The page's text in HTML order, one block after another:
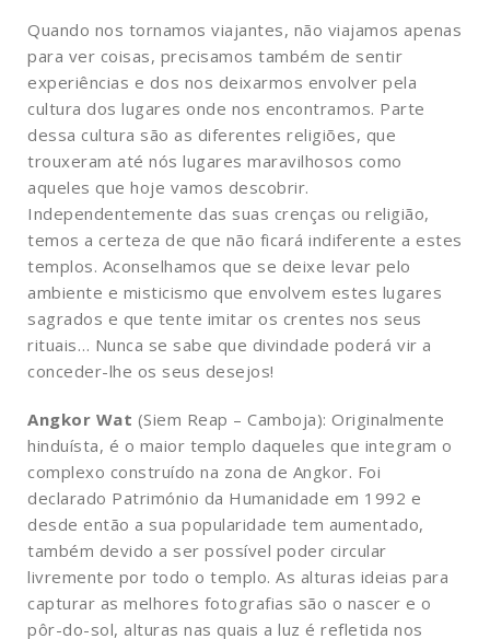
Quando nos tornamos viajantes, não viajamos apenas
para ver coisas, precisamos também de sentir
experiências e dos nos deixarmos envolver pela
cultura dos lugares onde nos encontramos. Parte
dessa cultura são as diferentes religiões, que
trouxeram até nós lugares maravilhosos como
aqueles que hoje vamos descobrir.
Independentemente das suas crenças ou religião,
temos a certeza de que não ficará indiferente a estes
templos. Aconselhamos que se deixe levar pelo
ambiente e misticismo que envolvem estes lugares
sagrados e que tente imitar os crentes nos seus
rituais… Nunca se sabe que divindade poderá vir a
conceder-lhe os seus desejos!
Angkor Wat (Siem Reap – Camboja): Originalmente
hinduísta, é o maior templo daqueles que integram o
complexo construído na zona de Angkor. Foi
declarado Património da Humanidade em 1992 e
desde então a sua popularidade tem aumentado,
também devido a ser possível poder circular
livremente por todo o templo. As alturas ideias para
capturar as melhores fotografias são o nascer e o
pôr-do-sol, alturas nas quais a luz é refletida nos